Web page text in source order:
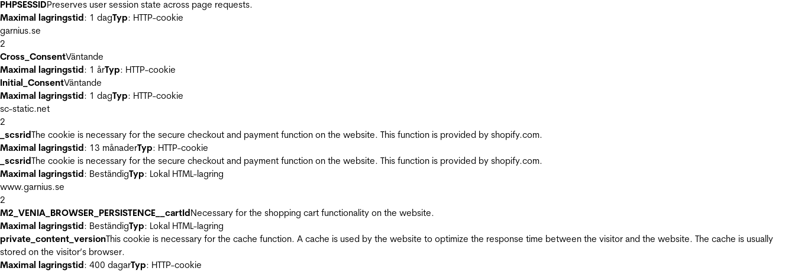
PHPSESSIDPreserves user session state across page requests.
Maximal lagringstid: 1 dagTyp: HTTP-cookie
garnius.se
2
Cross_ConsentVäntande
Maximal lagringstid: 1 årTyp: HTTP-cookie
Initial_ConsentVäntande
Maximal lagringstid: 1 dagTyp: HTTP-cookie
sc-static.net
2
_scsridThe cookie is necessary for the secure checkout and payment function on the website. This function is provided by shopify.com.
Maximal lagringstid: 13 månaderTyp: HTTP-cookie
_scsridThe cookie is necessary for the secure checkout and payment function on the website. This function is provided by shopify.com.
Maximal lagringstid: BeständigTyp: Lokal HTML-lagring
www.garnius.se
2
M2_VENIA_BROWSER_PERSISTENCE__cartIdNecessary for the shopping cart functionality on the website.
Maximal lagringstid: BeständigTyp: Lokal HTML-lagring
private_content_versionThis cookie is necessary for the cache function. A cache is used by the website to optimize the response time between the visitor and the website. The cache is usually
stored on the visitor’s browser.
Maximal lagringstid: 400 dagarTyp: HTTP-cookie